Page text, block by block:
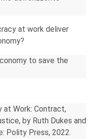
at work deliver
to save the
at Work: Contract,
by Ruth Dukes and
Polity Press, 2022.